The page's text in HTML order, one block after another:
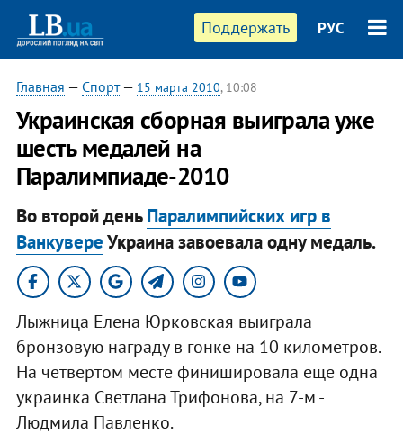
Поддержать РУС
Главная — Спорт— 15 марта 2010, 10:08
Украинская сборная выиграла уже
шесть медалей на
Паралимпиаде-2010
Во второй деньПаралимпийских игр в
ВанкувереУкраина завоевала одну медаль.
Лыжница Елена Юрковская выиграла
бронзовую награду в гонке на 10 километров.
На четвертом месте финишировала еще одна
украинка Светлана Трифонова, на 7-м -
Людмила Павленко.